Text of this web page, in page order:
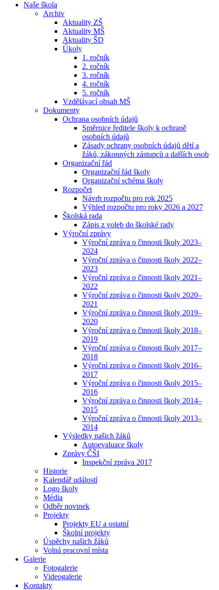
Naše škola
Archiv
Aktuality ZŠ
Aktuality MŠ
Aktuality ŠD
Úkoly
1. ročník
2. ročník
3. ročník
4. ročník
5. ročník
Vzdělávací obsah MŠ
Dokumenty
Ochrana osobních údajů
Směrnice ředitele školy k ochraně
osobních údajů
Zásady ochrany osobních údajů dětí a
žáků, zákonných zástupců a dalších osob
Organizační řád
Organizační řád školy
Organizační schéma školy
Rozpočet
Návrh rozpočtu pro rok 2025
Výhled rozpočtu pro roky 2026 a 2027
Školská rada
Zápis z voleb do školské rady
Výroční zprávy
Výroční zpráva o činnosti školy 2023–
2024
Výroční zpráva o činnosti školy 2022–
2023
Výroční zpráva o činnosti školy 2021–
2022
Výroční zpráva o činnosti školy 2020–
2021
Výroční zpráva o činnosti školy 2019–
2020
Výroční zpráva o činnosti školy 2018–
2019
Výroční zpráva o činnosti školy 2017–
2018
Výroční zpráva o činnosti školy 2016–
2017
Výroční zpráva o činnosti školy 2015–
2016
Výroční zpráva o činnosti školy 2014–
2015
Výroční zpráva o činnosti školy 2013–
2014
Výsledky našich žáků
Autoevaluace školy
Zprávy ČŠI
Inspekční zpráva 2017
Historie
Kalendář událostí
Logo školy
Média
Odběr novinek
Projekty
Projekty EU a ostatní
Školní projekty
Úspěchy našich žáků
Volná pracovní místa
Galerie
Fotogalerie
Videogalerie
Kontakty